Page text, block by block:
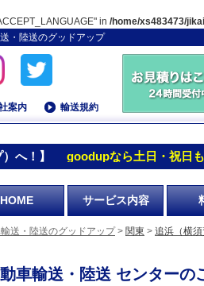
in /home/xs483473/
・陸送のグッドアップ
案内 輸送規約
へ！】 goodupなら土日・祝日
HOME サービス内容
送・陸送のグッドアップ> 関東 > 追浜（横
車輸送・陸送 センターの